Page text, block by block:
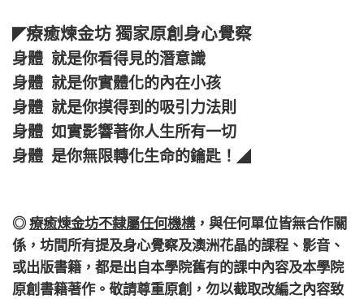
◤療癒煉金坊 獨家原創身心覺察
身體 就是你看得見的潛意識
身體 就是你實體化的內在小孩
身體 就是你摸得到的吸引力法則
身體 如實影響著你人生所有一切
身體 是你無限轉化生命的鑰匙！ ◢
◎療癒煉金坊不隸屬任何機構， 與任何單位皆無合作關
係， 坊間所有提及身心覺察及澳洲花晶的課程、影音、
或出版書籍，都是出自本學院舊有的課中內容及本學院
原創書籍著作。敬請尊重原創，勿以截取改編之內容致